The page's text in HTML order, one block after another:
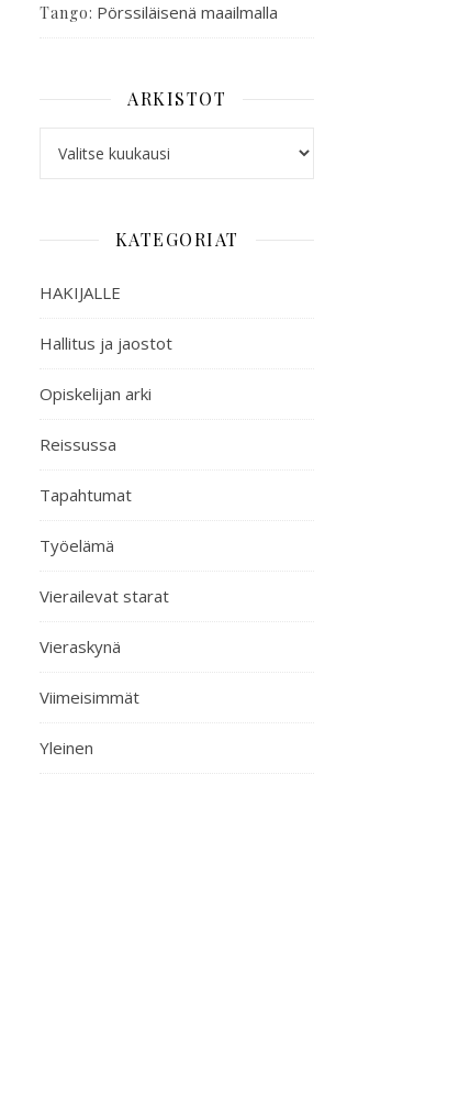
Tango: Pörssiläisenä maailmalla
ARKISTOT
KATEGORIAT
HAKIJALLE
Hallitus ja jaostot
Opiskelijan arki
Reissussa
Tapahtumat
Työelämä
Vierailevat starat
Vieraskynä
Viimeisimmät
Yleinen